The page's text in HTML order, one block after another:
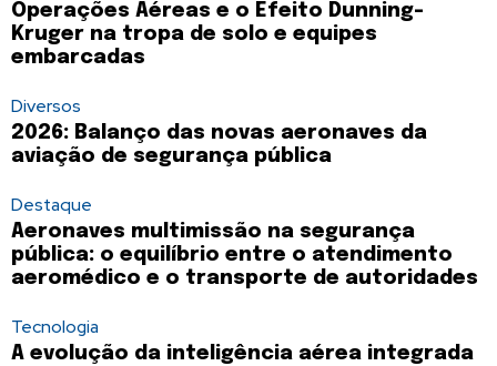
Operações Aéreas e o Efeito Dunning-
Kruger na tropa de solo e equipes
embarcadas
Diversos
2026: Balanço das novas aeronaves da
aviação de segurança pública
Destaque
Aeronaves multimissão na segurança
pública: o equilíbrio entre o atendimento
aeromédico e o transporte de autoridades
Tecnologia
A evolução da inteligência aérea integrada